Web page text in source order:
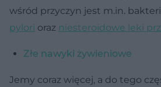
wśród przyczyn jest m.in.
pylori oraz niesteroidowe leki
Złe nawyki żywieniowe
Jemy coraz więcej, a do tego